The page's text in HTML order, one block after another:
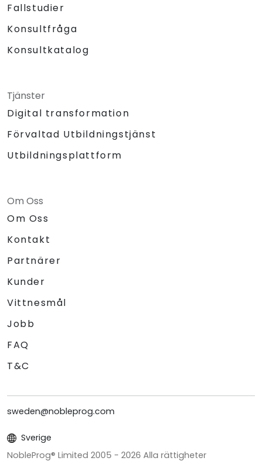
Fallstudier
Konsultfråga
Konsultkatalog
Tjänster
Digital transformation
Förvaltad Utbildningstjänst
Utbildningsplattform
Om Oss
Om Oss
Kontakt
Partnärer
Kunder
Vittnesmål
Jobb
FAQ
T&C
sweden@nobleprog.com
Sverige
NobleProg® Limited 2005 - 2026 Alla rättigheter